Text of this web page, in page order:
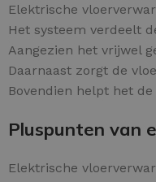
Elektrische
Het systeem verdeelt
Aangezien het vrijwel
Daarnaast zorgt de
Bovendien helpt het
Pluspunten van
Elektrische